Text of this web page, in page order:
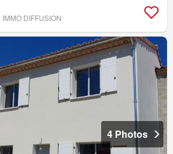
DIFFUSION
4 Photos